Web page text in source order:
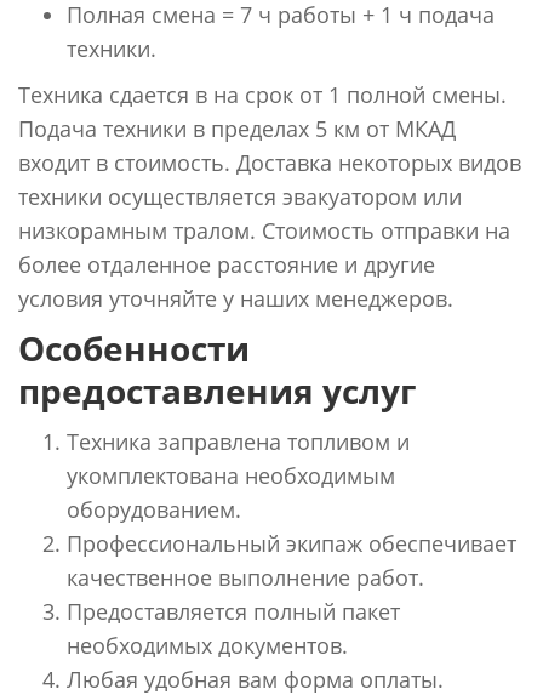
Полная смена = 7 ч работы + 1 ч подача
техники.
Техника сдается в на срок от 1 полной смены.
Подача техники в пределах 5 км от МКАД
входит в стоимость. Доставка некоторых видов
техники осуществляется эвакуатором или
низкорамным тралом. Стоимость отправки на
более отдаленное расстояние и другие
условия уточняйте у наших менеджеров.
Особенности
предоставления услуг
Техника заправлена топливом и
укомплектована необходимым
оборудованием.
Профессиональный экипаж обеспечивает
качественное выполнение работ.
Предоставляется полный пакет
необходимых документов.
Любая удобная вам форма оплаты.